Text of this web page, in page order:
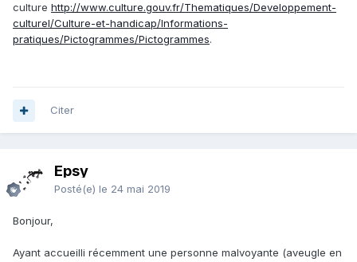
culture http://www.culture.gouv.fr/Thematiques/Developpement-
culturel/Culture-et-handicap/Informations-
pratiques/Pictogrammes/Pictogrammes.
Citer
Epsy
Posté(e) le 24 mai 2019
Bonjour,
Ayant accueilli récemment une personne malvoyante (aveugle en